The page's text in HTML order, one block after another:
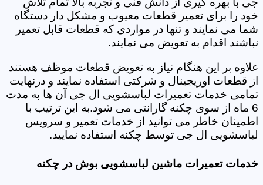
خود را برای تعمیر قطعات معیوب و مشکل دار دستگاه
شما می نمایند و تنها در مواردی که قطعات قابل تعمیر
نباشند اقدام به تعویض می نمایند.
علاوه بر این هنگام نیاز به تعویض قطعات موظف هستند
از قطعات اوریجینال و شرکتی استفاده نمایند و درنهایت
تمامی خدمات تعمیرات لباسشویی ال جی آن ها به مدت
6 ماه از سوی چکنه گارانتی می شود.به این ترتیب با
اطمینان خاطر می توانید از خدمات تعمیر و سرویس
لباسشویی ال جی توسط چکنه استفاده نمایید.
خدمات تعمیرات ماشین لباسشویی بوش در چکنه